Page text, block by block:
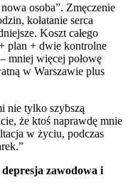
osoba”. Zmęczenie
kołatanie serca
Koszt całego
plan + dwie kontrolne
mniej więcej połowę
w Warszawie plus
nie tylko szybszą
że ktoś naprawdę mnie
w życiu, podczas
zawodowa i